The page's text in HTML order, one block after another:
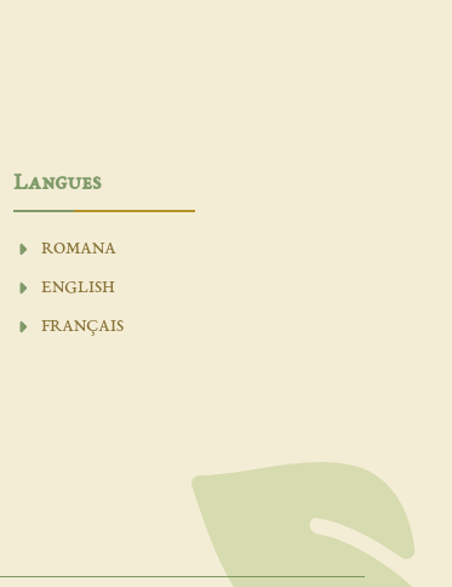
Langues
ROMANA
ENGLISH
FRANÇAIS